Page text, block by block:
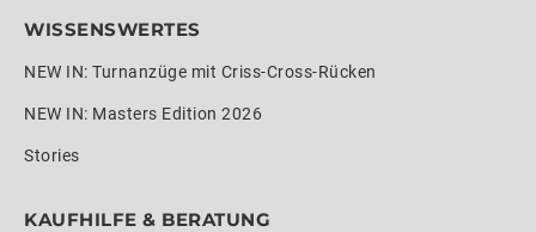
WISSENSWERTES
NEW IN: Turnanzüge mit Criss-Cross-Rücken
NEW IN: Masters Edition 2026
Stories
KAUFHILFE & BERATUNG